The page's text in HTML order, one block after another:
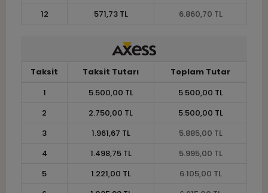
12
571,73 TL 6.860,70 TL
Taksit Taksit Tutarı
Toplam Tutar
1
5.500,00 TL
5.500,00 TL
2
2.750,00 TL
5.500,00 TL
3
1.961,67 TL
5.885,00 TL
4
1.498,75 TL
5.995,00 TL
5
1.221,00 TL
6.105,00 TL